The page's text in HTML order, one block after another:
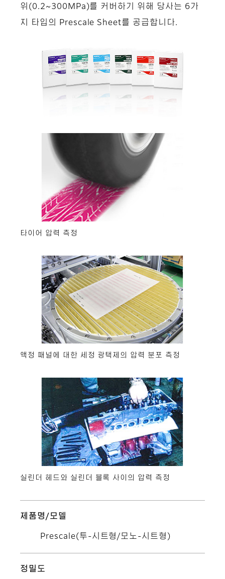
위(0.2~300MPa)를 커버하기 위해 당사는 6가
지 타입의 Prescale Sheet를 공급합니다.
타이어 압력 측정
액정 패널에 대한 세정 광택제의 압력 분포 측정
실린더 헤드와 실린더 블록 사이의 압력 측정
제품명/모델
Prescale(투-시트형/모노-시트형)
정밀도